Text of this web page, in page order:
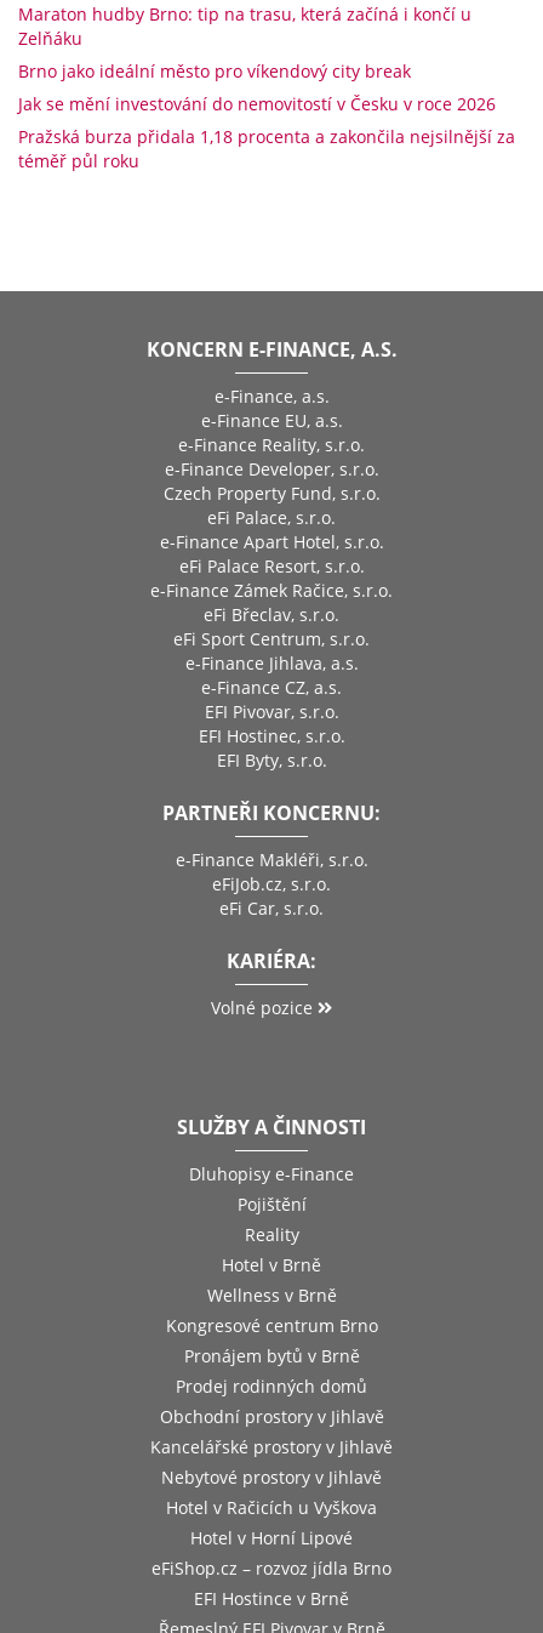
Maraton hudby Brno: tip na trasu, která začíná i končí u
Zelňáku
Brno jako ideální město pro víkendový city break
Jak se mění investování do nemovitostí v Česku v roce 2026
Pražská burza přidala 1,18 procenta a zakončila nejsilnější za
téměř půl roku
KONCERN E-FINANCE, A.S.
e-Finance, a.s.
e-Finance EU, a.s.
e-Finance Reality, s.r.o.
e-Finance Developer, s.r.o.
Czech Property Fund, s.r.o.
eFi Palace, s.r.o.
e-Finance Apart Hotel, s.r.o.
eFi Palace Resort, s.r.o.
e-Finance Zámek Račice, s.r.o.
eFi Břeclav, s.r.o.
eFi Sport Centrum, s.r.o.
e-Finance Jihlava, a.s.
e-Finance CZ, a.s.
EFI Pivovar, s.r.o.
EFI Hostinec, s.r.o.
EFI Byty, s.r.o.
PARTNEŘI KONCERNU:
e-Finance Makléři, s.r.o.
eFiJob.cz, s.r.o.
eFi Car, s.r.o.
KARIÉRA:
Volné pozice
SLUŽBY A ČINNOSTI
Dluhopisy e-Finance
Pojištění
Reality
Hotel v Brně
Wellness v Brně
Kongresové centrum Brno
Pronájem bytů v Brně
Prodej rodinných domů
Obchodní prostory v Jihlavě
Kancelářské prostory v Jihlavě
Nebytové prostory v Jihlavě
Hotel v Račicích u Vyškova
Hotel v Horní Lipové
eFiShop.cz – rozvoz jídla Brno
EFI Hostince v Brně